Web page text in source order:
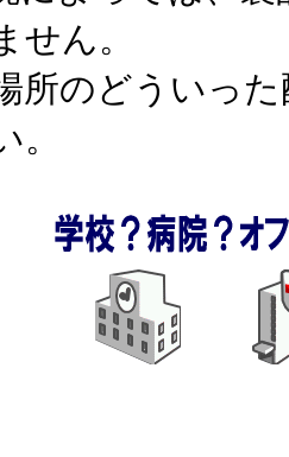
せん。
所のどういっ
。